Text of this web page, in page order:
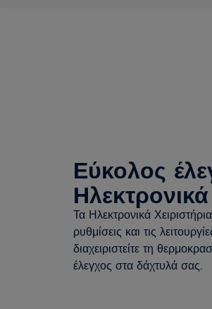
Εύκολος
Τα Ηλεκτρονικά
ρυθμίσεις και τις
διαχειριστείτε τη
έλεγχος στα δάχτυλά σας.